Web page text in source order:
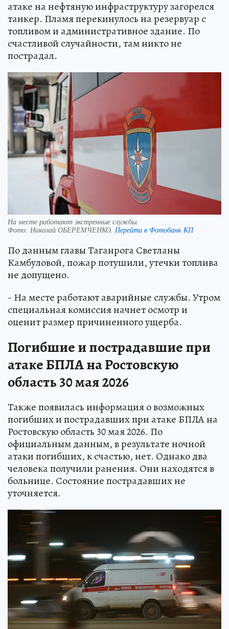
атаке на нефтяную инфраструктуру загорелся
танкер. Пламя перекинулось на резервуар с
топливом и административное здание. По
счастливой случайности, там никто не
пострадал.
На месте работают экстренные службы.
Фото: Николай ОБЕРЕМЧЕНКО. Перейти в Фотобанк КП
По данным главы Таганрога Светланы
Камбуловой, пожар потушили, утечки топлива
не допущено.
- На месте работают аварийные службы. Утром
специальная комиссия начнет осмотр и
оценит размер причиненного ущерба.
Погибшие и пострадавшие при
атаке БПЛА на Ростовскую
область 30 мая 2026
Также появилась информация о возможных
погибших и пострадавших при атаке БПЛА на
Ростовскую область 30 мая 2026. По
официальным данным, в результате ночной
атаки погибших, к счастью, нет. Однако два
человека получили ранения. Они находятся в
больнице. Состояние пострадавших не
уточняется.